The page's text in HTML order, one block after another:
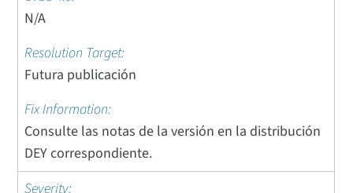
N/A
Futura publicación
Consulte las notas de la versión en la distribución
DEY correspondiente.